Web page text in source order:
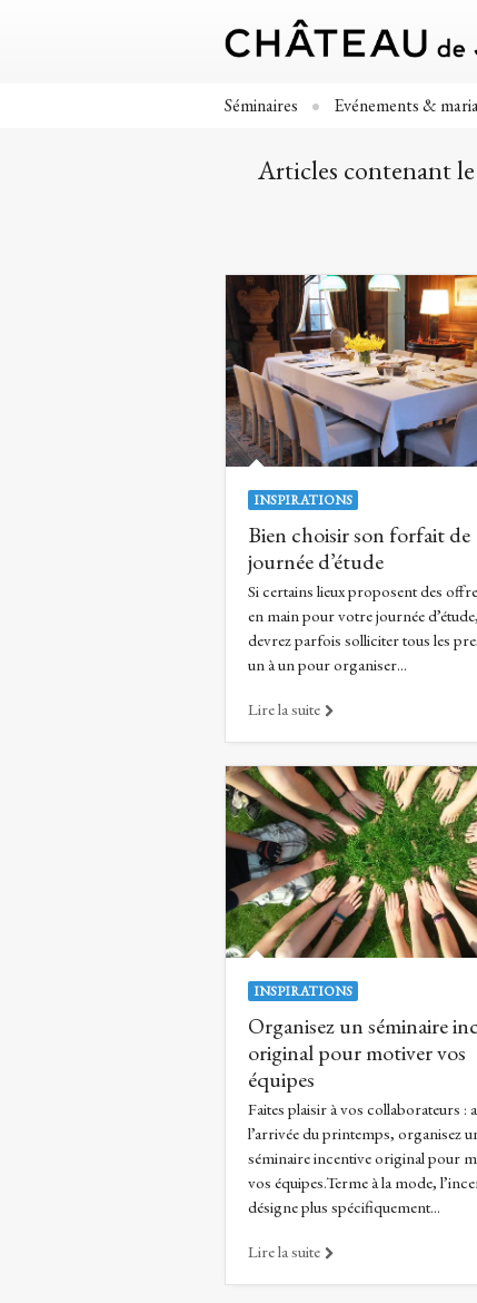
Séminaires Evénements &
Articles contenant le
INSPIRATIONS
Bien choisir son forfait de
journée d’étude
Si certains lieux proposent des
en main pour votre journée
devrez parfois solliciter tous les
un à un pour organiser...
Lire la suite
INSPIRATIONS
Organisez un séminaire
original pour motiver vos
équipes
Faites plaisir à vos collaborateurs :
l’arrivée du printemps, organisez
séminaire incentive original pour
vos équipes.Terme à la mode,
désigne plus spécifiquement...
Lire la suite